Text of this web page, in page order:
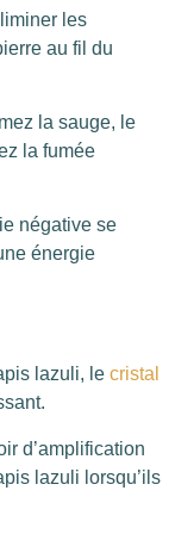
les
au fil du
la sauge, le
la fumée
négative se
énergie
lazuli, le cristal
d’amplification
lazuli lorsqu’ils